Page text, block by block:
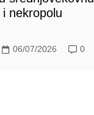
nekropolu
06/07/2026 0